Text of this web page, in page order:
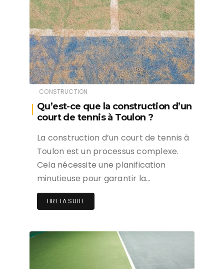
CONSTRUCTION
Qu’est-ce que la construction d’un
court de tennis à Toulon ?
La construction d’un court de tennis à
Toulon est un processus complexe.
Cela nécessite une planification
minutieuse pour garantir la…
LIRE LA SUITE